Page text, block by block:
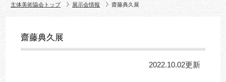
主体美術協会トップ 展示会情報 齋藤典久展
齋藤典久展
2022.10.02更新